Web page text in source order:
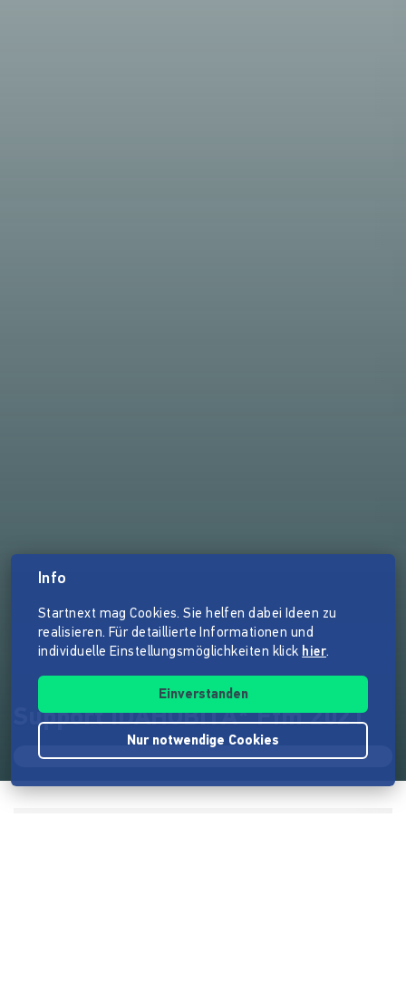
Support IDAHOBITA* Ffm 2021
Info
Startnext mag Cookies. Sie helfen dabei Ideen zu
realisieren. Für detaillierte Informationen und
individuelle Einstellungsmöglichkeiten klick hier.
Einverstanden
Nur notwendige Cookies